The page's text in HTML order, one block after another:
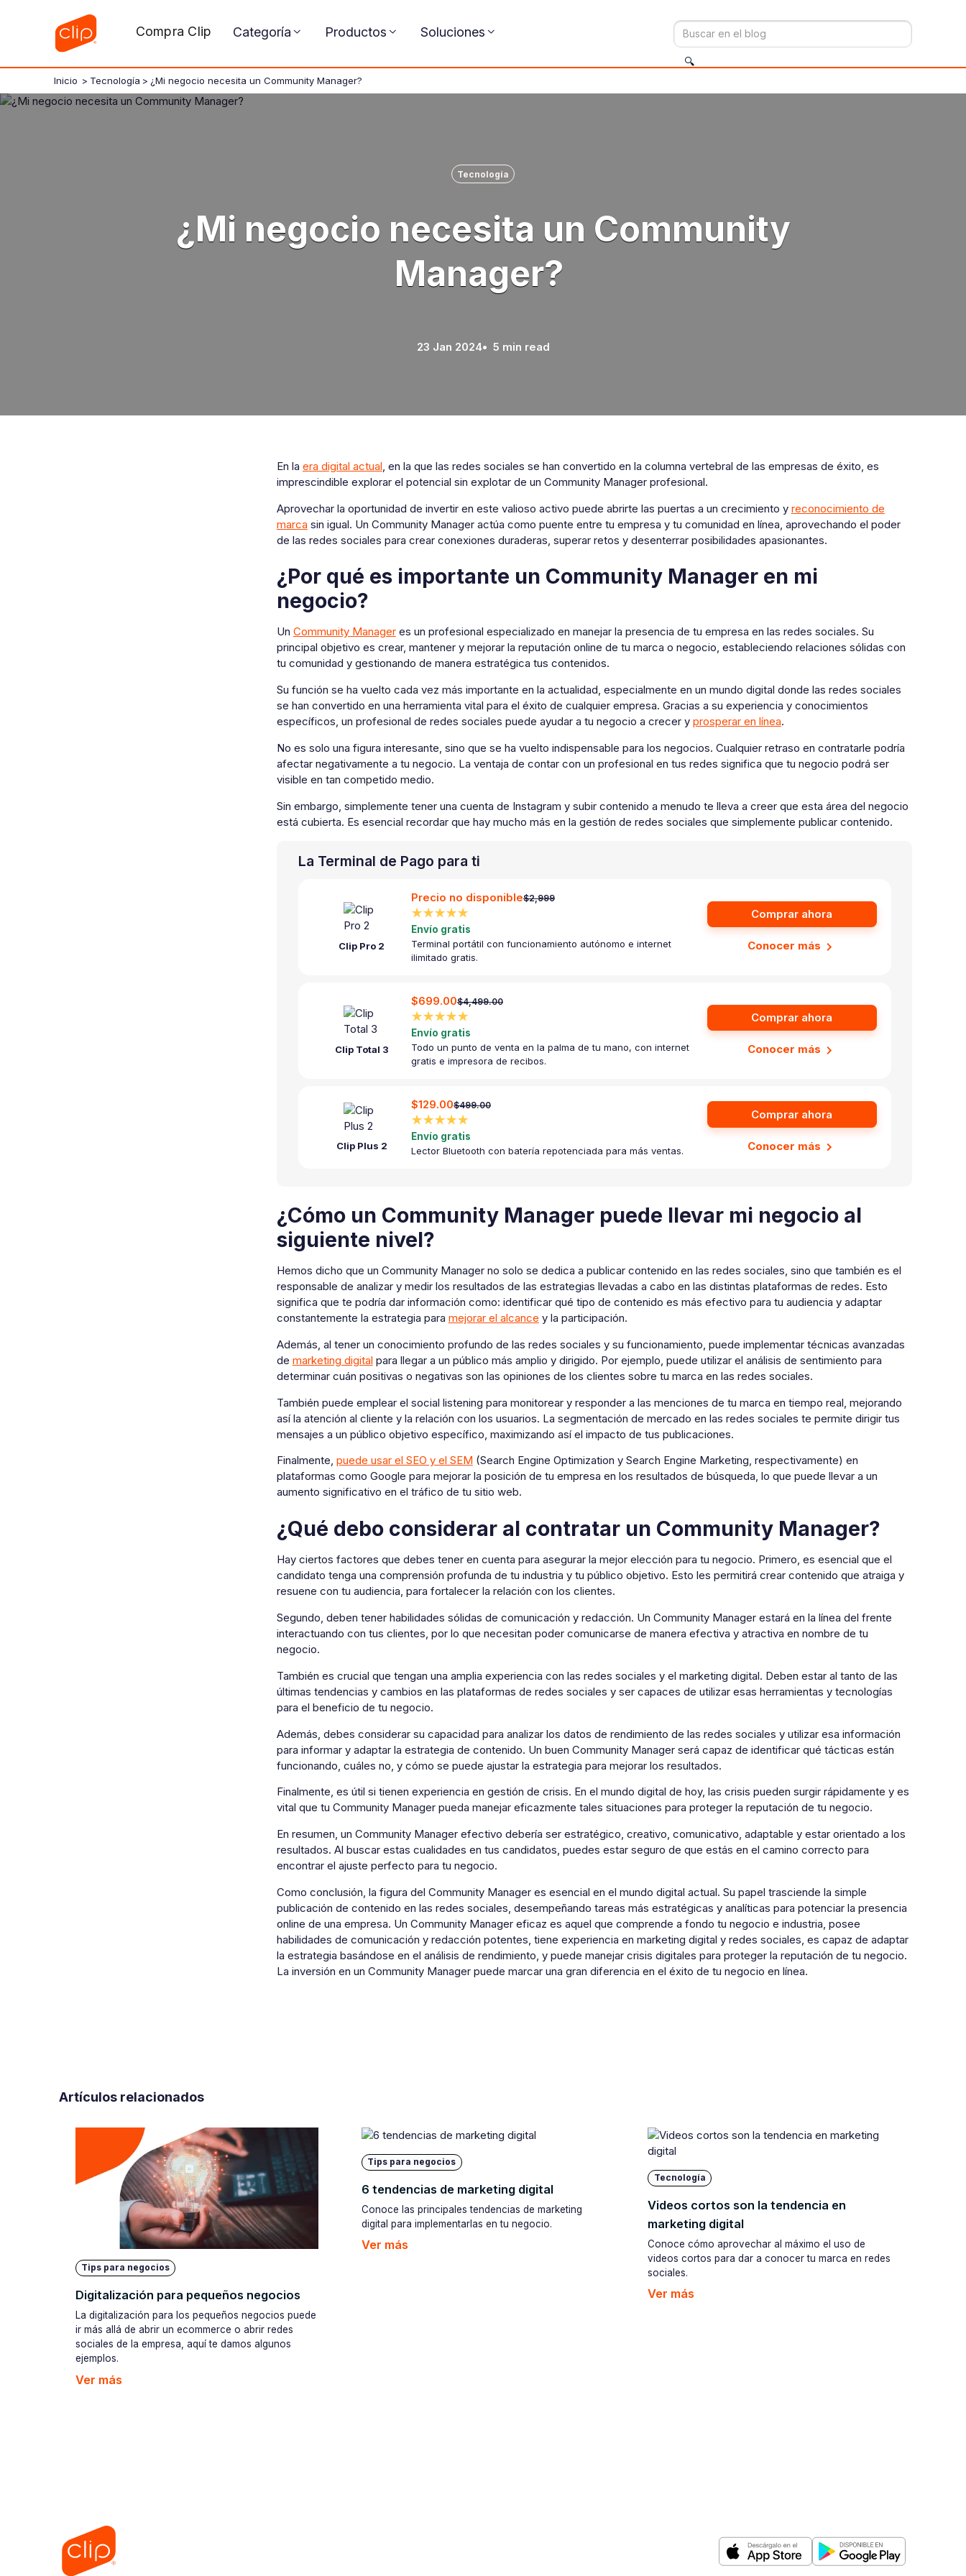
Compra Clip Categoría Productos Soluciones
Inicio > Tecnología > ¿Mi negocio necesita un Community Manager?
Tecnología
¿Mi negocio necesita un Community
Manager?
23 Jan 2024• 5 min read
En la era digital actual, en la que las redes sociales se han convertido en la columna vertebral de las empresas de éxito, es
imprescindible explorar el potencial sin explotar de un Community Manager profesional.
Aprovechar la oportunidad de invertir en este valioso activo puede abrirte las puertas a un crecimiento y reconocimiento de
marca sin igual. Un Community Manager actúa como puente entre tu empresa y tu comunidad en línea, aprovechando el poder
de las redes sociales para crear conexiones duraderas, superar retos y desenterrar posibilidades apasionantes.
¿Por qué es importante un Community Manager en mi
negocio?
Un Community Manageres un profesional especializado en manejar la presencia de tu empresa en las redes sociales. Su
principal objetivo es crear, mantener y mejorar la reputación online de tu marca o negocio, estableciendo relaciones sólidas con
tu comunidad y gestionando de manera estratégica tus contenidos.
Su función se ha vuelto cada vez más importante en la actualidad, especialmente en un mundo digital donde las redes sociales
se han convertido en una herramienta vital para el éxito de cualquier empresa. Gracias a su experiencia y conocimientos
específicos, un profesional de redes sociales puede ayudar a tu negocio a crecer y prosperar en línea.
No es solo una figura interesante, sino que se ha vuelto indispensable para los negocios. Cualquier retraso en contratarle podría
afectar negativamente a tu negocio. La ventaja de contar con un profesional en tus redes significa que tu negocio podrá ser
visible en tan competido medio.
Sin embargo, simplemente tener una cuenta de Instagram y subir contenido a menudo te lleva a creer que esta área del negocio
está cubierta. Es esencial recordar que hay mucho más en la gestión de redes sociales que simplemente publicar contenido.
La Terminal de Pago para ti
Clip Pro 2
Precio no disponible$2,999
★★★★★
Envío gratis
Terminal portátil con funcionamiento autónomo e internet
ilimitado gratis.
Comprar ahora
Conocer más
Clip Total 3
$699.00$4,499.00
★★★★★
Envío gratis
Todo un punto de venta en la palma de tu mano, con internet
gratis e impresora de recibos.
Comprar ahora
Conocer más
Clip Plus 2
$129.00$499.00
★★★★★
Envío gratis
Lector Bluetooth con batería repotenciada para más ventas.
Comprar ahora
Conocer más
¿Cómo un Community Manager puede llevar mi negocio al
siguiente nivel?
Hemos dicho que un Community Manager no solo se dedica a publicar contenido en las redes sociales, sino que también es el
responsable de analizar y medir los resultados de las estrategias llevadas a cabo en las distintas plataformas de redes. Esto
significa que te podría dar información como: identificar qué tipo de contenido es más efectivo para tu audiencia y adaptar
constantemente la estrategia para mejorar el alcance y la participación.
Además, al tener un conocimiento profundo de las redes sociales y su funcionamiento, puede implementar técnicas avanzadas
de marketing digital para llegar a un público más amplio y dirigido. Por ejemplo, puede utilizar el análisis de sentimiento para
determinar cuán positivas o negativas son las opiniones de los clientes sobre tu marca en las redes sociales.
También puede emplear el social listening para monitorear y responder a las menciones de tu marca en tiempo real, mejorando
así la atención al cliente y la relación con los usuarios. La segmentación de mercado en las redes sociales te permite dirigir tus
mensajes a un público objetivo específico, maximizando así el impacto de tus publicaciones.
Finalmente, puede usar el SEO y el SEM (Search Engine Optimization y Search Engine Marketing, respectivamente) en
plataformas como Google para mejorar la posición de tu empresa en los resultados de búsqueda, lo que puede llevar a un
aumento significativo en el tráfico de tu sitio web.
¿Qué debo considerar al contratar un Community Manager?
Hay ciertos factores que debes tener en cuenta para asegurar la mejor elección para tu negocio. Primero, es esencial que el
candidato tenga una comprensión profunda de tu industria y tu público objetivo. Esto les permitirá crear contenido que atraiga y
resuene con tu audiencia, para fortalecer la relación con los clientes.
Segundo, deben tener habilidades sólidas de comunicación y redacción. Un Community Manager estará en la línea del frente
interactuando con tus clientes, por lo que necesitan poder comunicarse de manera efectiva y atractiva en nombre de tu
negocio.
También es crucial que tengan una amplia experiencia con las redes sociales y el marketing digital. Deben estar al tanto de las
últimas tendencias y cambios en las plataformas de redes sociales y ser capaces de utilizar esas herramientas y tecnologías
para el beneficio de tu negocio.
Además, debes considerar su capacidad para analizar los datos de rendimiento de las redes sociales y utilizar esa información
para informar y adaptar la estrategia de contenido. Un buen Community Manager será capaz de identificar qué tácticas están
funcionando, cuáles no, y cómo se puede ajustar la estrategia para mejorar los resultados.
Finalmente, es útil si tienen experiencia en gestión de crisis. En el mundo digital de hoy, las crisis pueden surgir rápidamente y es
vital que tu Community Manager pueda manejar eficazmente tales situaciones para proteger la reputación de tu negocio.
En resumen, un Community Manager efectivo debería ser estratégico, creativo, comunicativo, adaptable y estar orientado a los
resultados. Al buscar estas cualidades en tus candidatos, puedes estar seguro de que estás en el camino correcto para
encontrar el ajuste perfecto para tu negocio.
Como conclusión, la figura del Community Manager es esencial en el mundo digital actual. Su papel trasciende la simple
publicación de contenido en las redes sociales, desempeñando tareas más estratégicas y analíticas para potenciar la presencia
online de una empresa. Un Community Manager eficaz es aquel que comprende a fondo tu negocio e industria, posee
habilidades de comunicación y redacción potentes, tiene experiencia en marketing digital y redes sociales, es capaz de adaptar
la estrategia basándose en el análisis de rendimiento, y puede manejar crisis digitales para proteger la reputación de tu negocio.
La inversión en un Community Manager puede marcar una gran diferencia en el éxito de tu negocio en línea.
Artículos relacionados
Tips para negocios
Digitalización para pequeños negocios
La digitalización para los pequeños negocios puede
ir más allá de abrir un ecommerce o abrir redes
sociales de la empresa, aquí te damos algunos
ejemplos.
Ver más
Tips para negocios
6 tendencias de marketing digital
Conoce las principales tendencias de marketing
digital para implementarlas en tu negocio.
Ver más
Tecnología
Videos cortos son la tendencia en
marketing digital
Conoce cómo aprovechar al máximo el uso de
videos cortos para dar a conocer tu marca en redes
sociales.
Ver más